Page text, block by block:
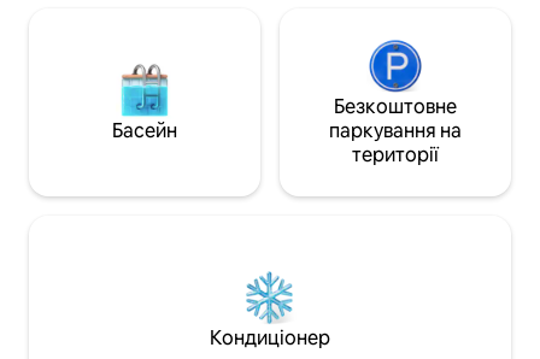
Басейн
Безкоштовне
паркування на
території
Кондиціонер